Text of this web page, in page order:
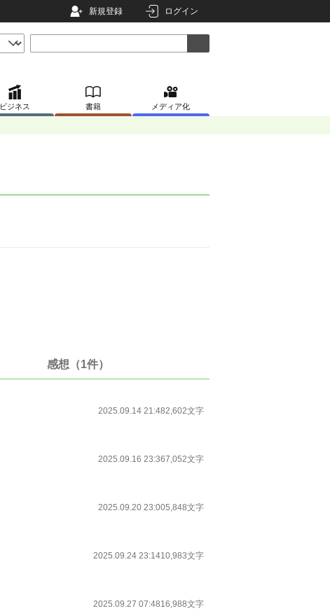
新規登録 ログイン
ビジネス 書籍 メディア化
感想（1件）
2025.09.14 21:482,602文字
2025.09.16 23:367,052文字
2025.09.20 23:005,848文字
2025.09.24 23:1410,983文字
2025.09.27 07:4816,988文字